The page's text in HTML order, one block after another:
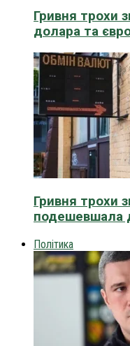
Гривня трохи
долара та
Гривня трохи
подешевшала
Політика